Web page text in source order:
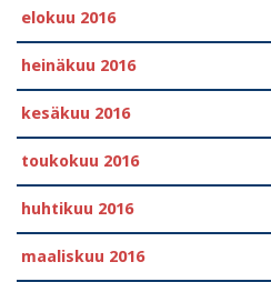
elokuu 2016
heinäkuu 2016
kesäkuu 2016
toukokuu 2016
huhtikuu 2016
maaliskuu 2016